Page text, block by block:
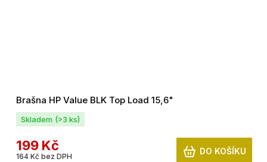
Brašna HP Value BLK Top Load 15,6"
Skladem (>3 ks)
164 Kč bez DPH
199 Kč DO KOŠÍKU